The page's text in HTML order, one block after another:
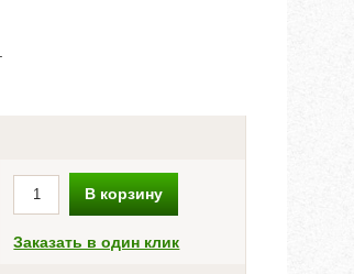
В корзину
Заказать в один клик